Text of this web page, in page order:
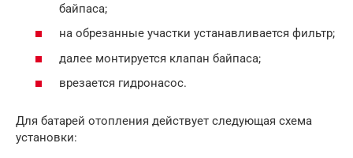
байпаса;
на обрезанные участки устанавливается фильтр;
далее монтируется клапан байпаса;
врезается гидронасос.
Для батарей отопления действует следующая схема
установки: